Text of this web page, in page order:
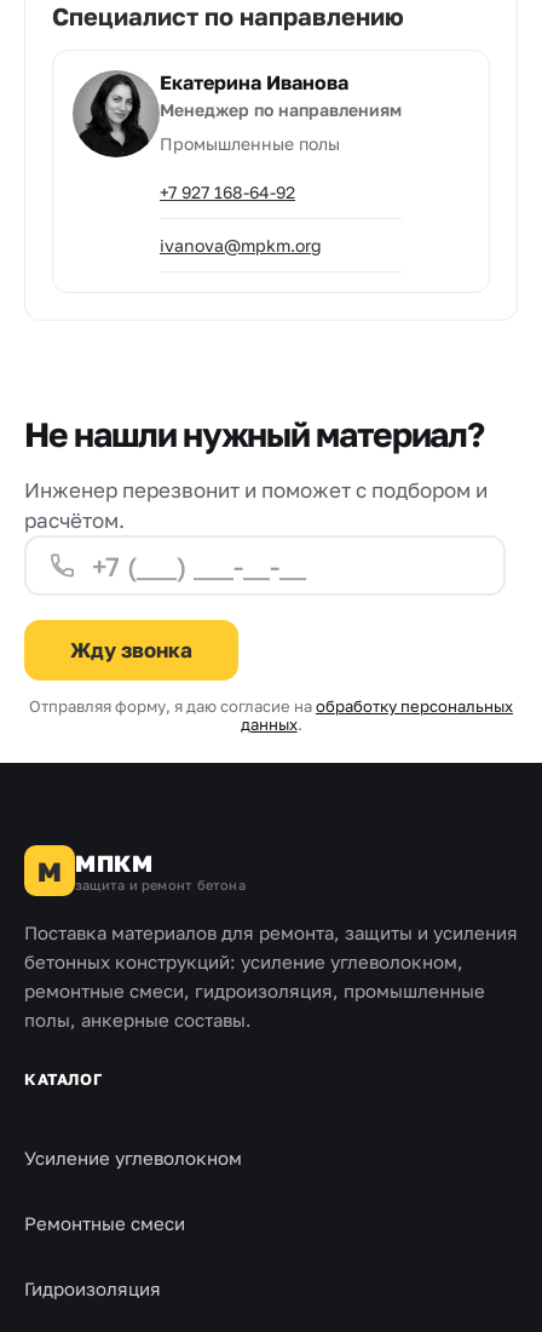
Специалист по направлению
Екатерина Иванова
Менеджер по направлениям
Промышленные полы
+7 927 168-64-92
ivanova@mpkm.org
Не нашли нужный материал?
Инженер перезвонит и поможет с подбором и
расчётом.
Жду звонка
Отправляя форму, я даю согласие наобработку персональных
данных.
М МПКМ
защита и ремонт бетона
Поставка материалов для ремонта, защиты и усиления
бетонных конструкций: усиление углеволокном,
ремонтные смеси, гидроизоляция, промышленные
полы, анкерные составы.
КАТАЛОГ
Усиление углеволокном
Ремонтные смеси
Гидроизоляция